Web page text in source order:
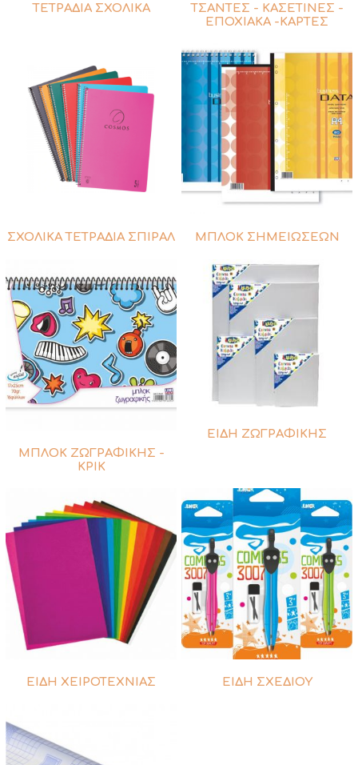
ΤΕΤΡΑΔΙΑ ΣΧΟΛΙΚΑ
ΤΣΑΝΤΕΣ - ΚΑΣΕΤΙΝΕΣ -
ΕΠΟΧΙΑΚΑ -ΚΑΡΤΕΣ
ΣΧΟΛΙΚΑ ΤΕΤΡΑΔΙΑ ΣΠΙΡΑΛ ΜΠΛΟΚ ΣΗΜΕΙΩΣΕΩΝ
ΜΠΛΟΚ ΖΩΓΡΑΦΙΚΗΣ -
ΚΡΙΚ
ΕΙΔΗ ΖΩΓΡΑΦΙΚΗΣ
ΕΙΔΗ ΧΕΙΡΟΤΕΧΝΙΑΣ ΕΙΔΗ ΣΧΕΔΙΟΥ